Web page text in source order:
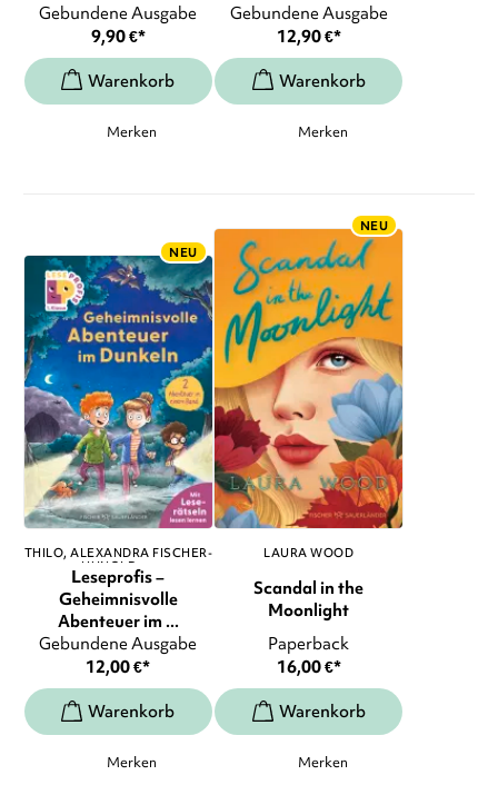
Gebundene Ausgabe
9,90€*
Merken
Gebundene Ausgabe
12,90€*
Merken
NEU
THILO ALEXANDRA FISCHER-
HUNOLD, ...
Leseprofis –
Geheimnisvolle
Abenteuer im ...
Gebundene Ausgabe
12,00€*
Merken
NEU
LAURA WOOD
Scandal in the
Moonlight
Paperback
16,00€*
Merken